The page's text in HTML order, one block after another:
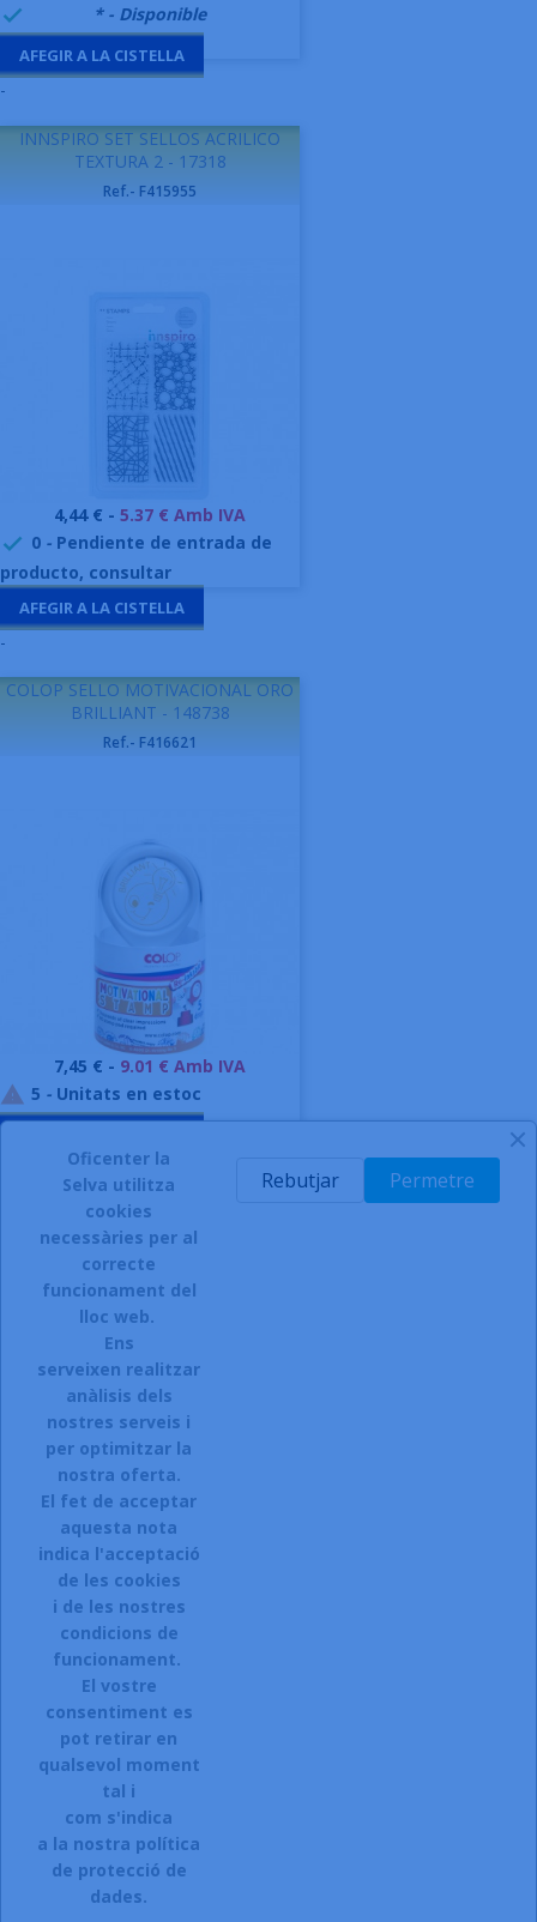
 * - Disponible
AFEGIR A LA CISTELLA
-
INNSPIRO SET SELLOS ACRILICO
TEXTURA 2 - 17318
Ref.- F415955
Preu
4,44 € - 5.37 € Amb IVA
 0 - Pendiente de entrada de
producto, consultar
AFEGIR A LA CISTELLA
-
COLOP SELLO MOTIVACIONAL ORO
BRILLIANT - 148738
Ref.- F416621
Preu
7,45 € - 9.01 € Amb IVA
 5 - Unitats en estoc
INSCRIURE'S AL BUTLLETÍ
Accepto el termes, condicions de servei i la política de
privacitat d'aquest lloc web.
ARTICLES
LA NOSTRA COMPANYIA
CONTACTEU:
Sol.licitar accés a la web.
Registreu-vos:
Si esteu interessats en donar-vos
d\'alta a la nostra botiga,
CLIQUEU AQUI.
© 2026 - Ecommerce software by Oficenter la Selva
Oficenter la
Selva utilitza
cookies
necessàries per al
correcte
funcionament del
lloc web.
Ens
serveixen realitzar
anàlisis dels
nostres serveis i
per optimitzar la
nostra oferta.
El fet de acceptar
aquesta nota
indica l'acceptació
de les cookies
i de les nostres
condicions de
funcionament.
El vostre
consentiment es
pot retirar en
qualsevol moment
tal i
com s'indica
a la nostra política
de protecció de
dades.
Permetre
Rebutjar